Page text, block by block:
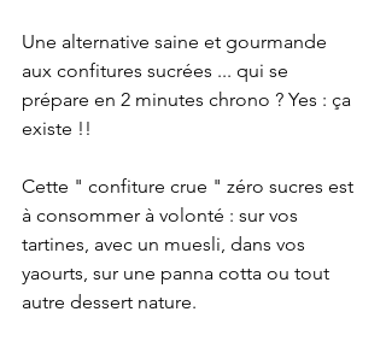
Une alternative saine et gourmande
aux confitures sucrées ... qui se
prépare en 2 minutes chrono ? Yes : ça
existe !!
Cette " confiture crue " zéro sucres est
à consommer à volonté : sur vos
tartines, avec un muesli, dans vos
yaourts, sur une panna cotta ou tout
autre dessert nature.